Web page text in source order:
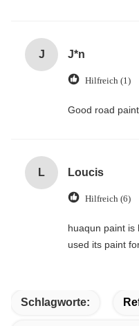
J J*n
Hilfreich (1)
Good road
L Loucis
Hilfreich (6)
huaqun paint is
used its paint
Schlagworte: